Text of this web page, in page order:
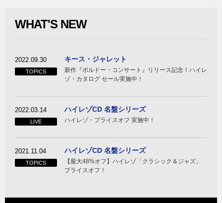
WHAT'S NEW
2022.09.30
TOPICS
キース・ジャレット
新作『ボルドー・コンサート』リリース記念！ハイレ
ゾ・カタログ セール実施中！
2022.03.14
LIVE
ハイレゾCD 名盤シリーズ
ハイレゾ・プライスオフ 実施中！
2021.11.04
TOPICS
ハイレゾCD 名盤シリーズ
【最大48%オフ】ハイレゾ「クラシック＆ジャズ」
プライスオフ！